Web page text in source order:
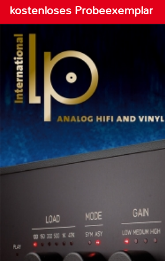
kostenloses Probeexemplar